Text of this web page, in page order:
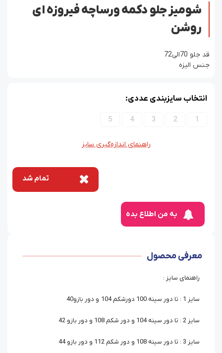
شومیز جلو دکمه ورساچه فیروزه ای
روشن
قد جلو 70الی72
جنس الیزه
انتخاب سایزبندی عددی:
1
2
3
4
5
راهنمای اندازه‌گیری سایز
تمام شد
به من اطلاع بده
معرفی محصول
راهنمای سایز :
سایز 1 : تا دور سینه 100 دورشکم 104 و دور بازو40
سایز 2 : تا دور سینه 104 و دور شکم 108 و دور بازو 42
سایز 3 : تا دور سینه 108 و دور شکم 112 و دور بازو 44